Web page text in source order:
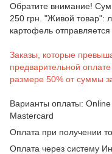
Обратите внимание!
250 грн. "Живой товар":
картофель
Заказы, которые
предварительной
размере 50% от суммы
Варианты оплаты: Online
Mastercard
Оплата при получении
Оплата через систему